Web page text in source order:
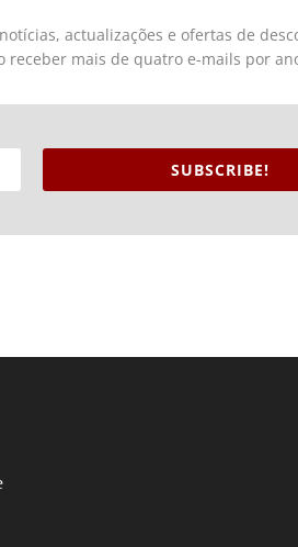
actualizações e ofertas de
receber mais de quatro e-mails por
SUBSCRIBE!